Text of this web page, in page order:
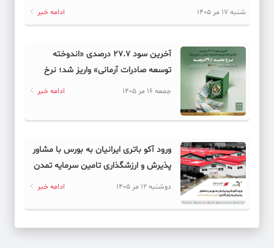
شنبه 17 مر 1405 ادامه خبر
آخرین سود ۲۷.۷ درصدی «اندوخته
توسعه صادرات آرمانی» واریز شد؛ نرخ
جدید ۲۹.۱ درصد
جمعه 16 مر 1405 ادامه خبر
ورود آکو باتری ایرانیان به بورس با مشاور
پذیرش و ارزشگذاری تامین سرمایه تمدن
دوشنبه 12 مر 1405 ادامه خبر